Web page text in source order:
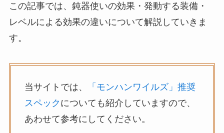
この記事では、鈍器使いの効果・発動する装備・
レベルによる効果の違いについて解説していきま
す。
当サイトでは、
「モンハンワイルズ」推奨
スペック についても紹介していますので、
あわせて参考にしてください。